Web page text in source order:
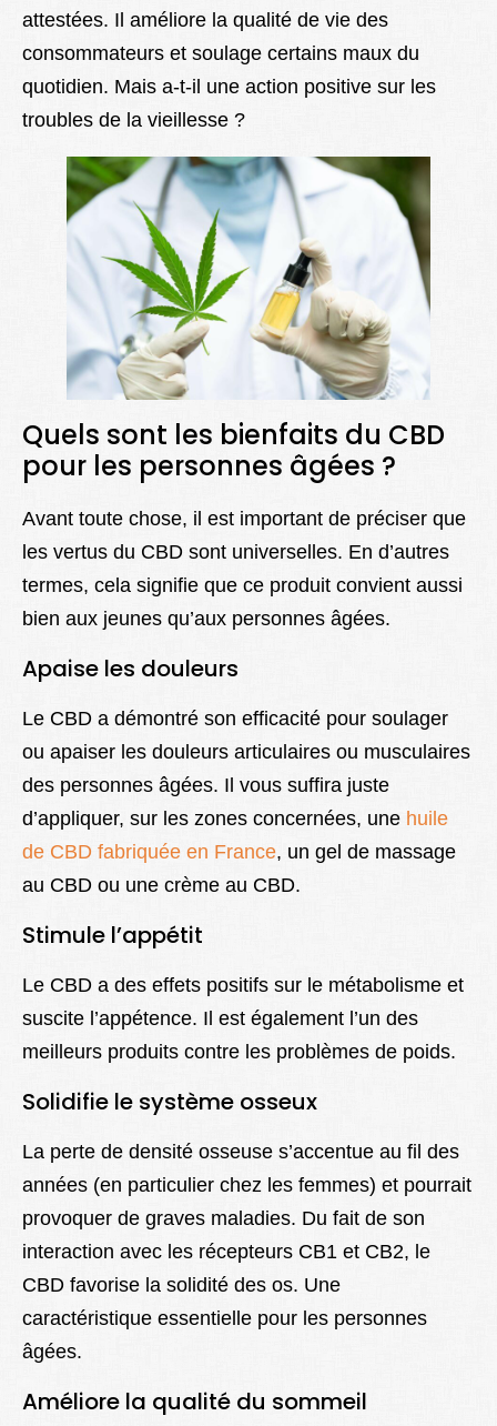
attestées. Il améliore la qualité de vie des
consommateurs et soulage certains maux du
quotidien. Mais a-t-il une action positive sur les
troubles de la vieillesse ?
Quels sont les bienfaits du CBD
pour les personnes âgées ?
Avant toute chose, il est important de préciser que
les vertus du CBD sont universelles. En d’autres
termes, cela signifie que ce produit convient aussi
bien aux jeunes qu’aux personnes âgées.
Apaise les douleurs
Le CBD a démontré son efficacité pour soulager
ou apaiser les douleurs articulaires ou musculaires
des personnes âgées. Il vous suffira juste
d’appliquer, sur les zones concernées, une huile
de CBD fabriquée en France, un gel de massage
au CBD ou une crème au CBD.
Stimule l’appétit
Le CBD a des effets positifs sur le métabolisme et
suscite l’appétence. Il est également l’un des
meilleurs produits contre les problèmes de poids.
Solidifie le système osseux
La perte de densité osseuse s’accentue au fil des
années (en particulier chez les femmes) et pourrait
provoquer de graves maladies. Du fait de son
interaction avec les récepteurs CB1 et CB2, le
CBD favorise la solidité des os. Une
caractéristique essentielle pour les personnes
âgées.
Améliore la qualité du sommeil